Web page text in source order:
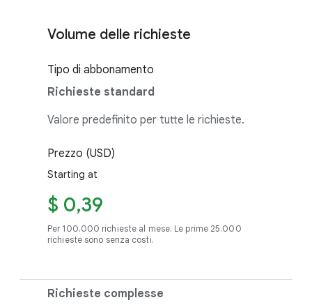
Volume delle richieste
Tipo di abbonamento
Richieste standard
Valore predefinito per tutte le richieste.
Prezzo (USD)
Starting at
$ 0,39
Per 100.000 richieste al mese. Le prime 25.000
richieste sono senza costi.
Richieste complesse